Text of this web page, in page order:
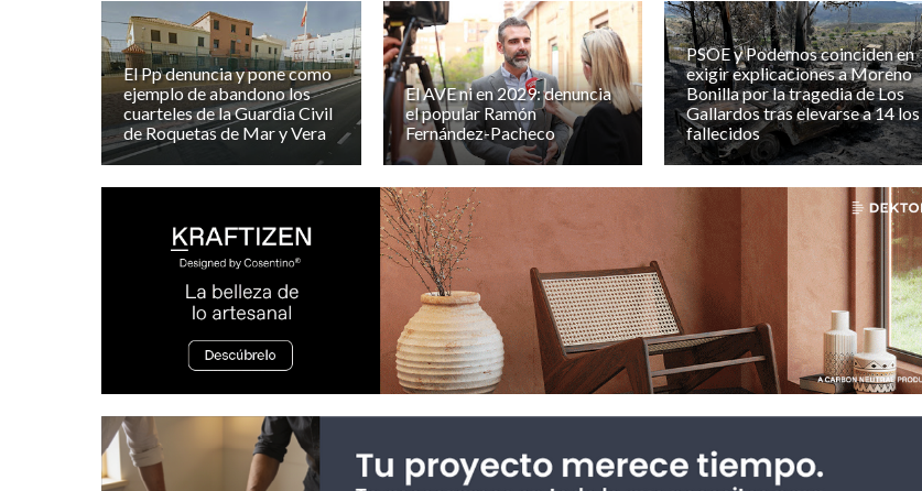
El Pp denuncia y pone como
ejemplo de abandono los
cuarteles de la Guardia Civil
de Roquetas de Mar y Vera
El AVE ni en 2029: denuncia
el popular Ramón
Fernández-Pacheco
PSOE y Podemos coinciden en
exigir explicaciones a Moreno
Bonilla por la tragedia de Los
Gallardos tras elevarse a 14 los
fallecidos